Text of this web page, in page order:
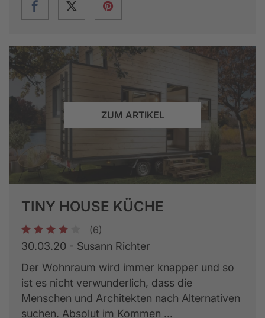
ZUM ARTIKEL
TINY HOUSE KÜCHE
1 2 3 4 (6)
30.03.20 - Susann Richter
Der Wohnraum wird immer knapper und so
ist es nicht verwunderlich, dass die
Menschen und Architekten nach Alternativen
suchen. Absolut im Kommen ...